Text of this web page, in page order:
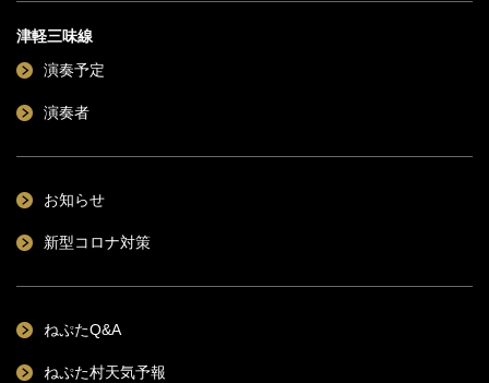
津軽三味線
演奏予定
演奏者
お知らせ
新型コロナ対策
ねぷたQ&A
ねぷた村天気予報